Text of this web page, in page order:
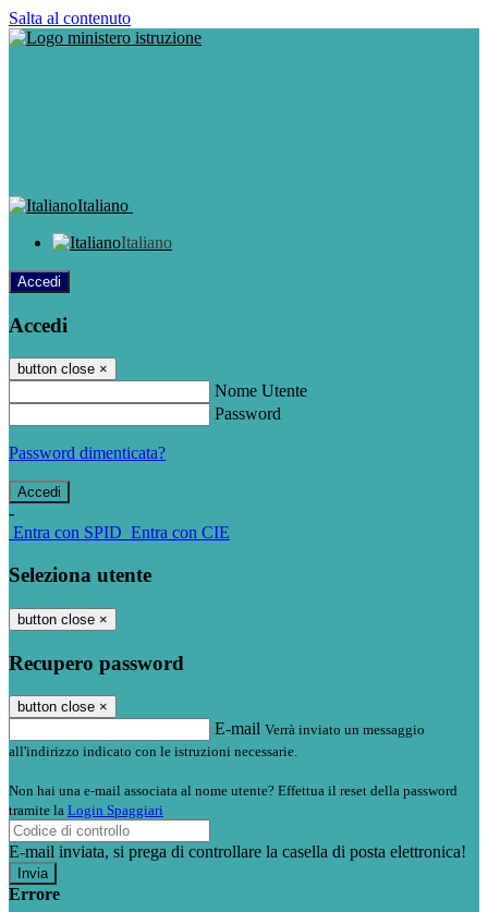
Salta al contenuto
Italiano
Italiano
Accedi
Accedi
button close ×
Nome Utente
Password
Password dimenticata?
-
Entra con SPID Entra con CIE
Seleziona utente
button close ×
Recupero password
button close ×
E-mail Verrà inviato un messaggio
all'indirizzo indicato con le istruzioni necessarie.
Non hai una e-mail associata al nome utente? Effettua il reset della password
tramite la Login Spaggiari
E-mail inviata, si prega di controllare la casella di posta elettronica!
Errore